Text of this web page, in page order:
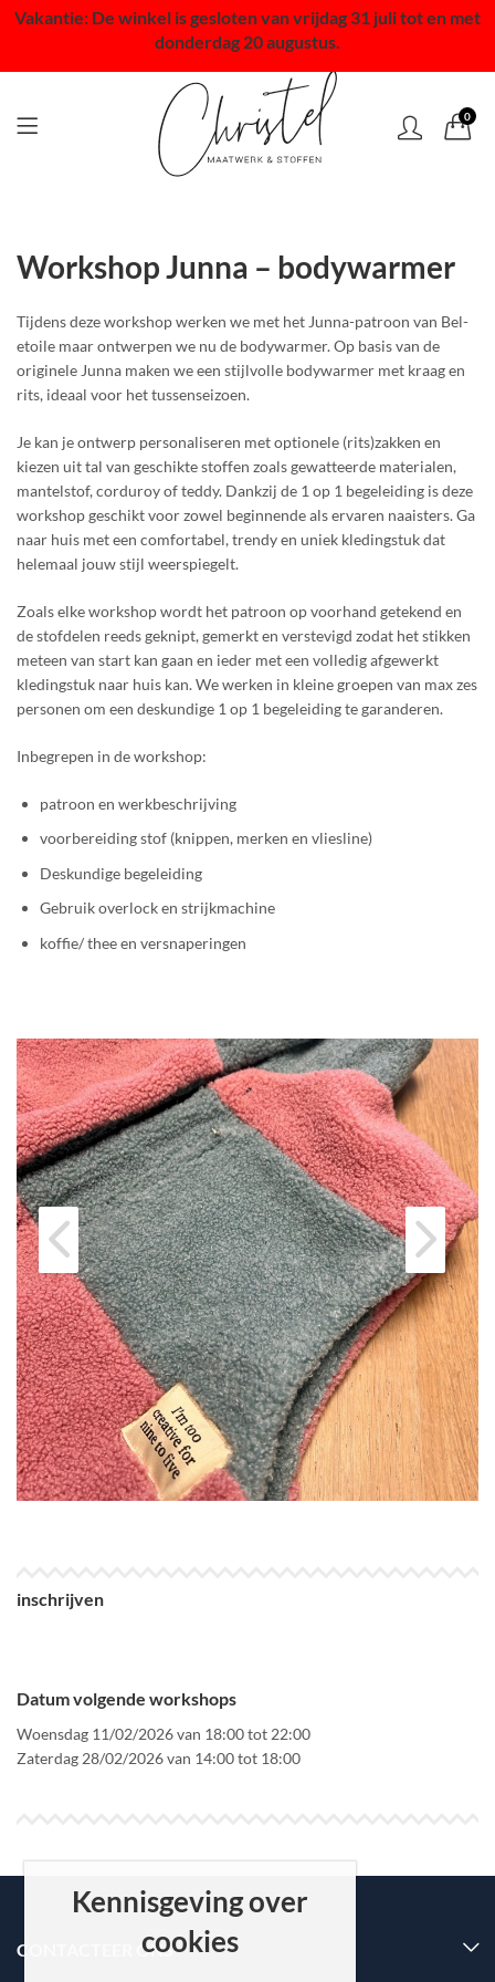
Vakantie: De winkel is gesloten van vrijdag 31 juli tot en met
donderdag 20 augustus.
0
Workshop Junna – bodywarmer
Tijdens deze workshop werken we met het Junna-patroon van Bel-
etoile maar ontwerpen we nu de bodywarmer. Op basis van de
originele Junna maken we een stijlvolle bodywarmer met kraag en
rits, ideaal voor het tussenseizoen.
Je kan je ontwerp personaliseren met optionele (rits)zakken en
kiezen uit tal van geschikte stoffen zoals gewatteerde materialen,
mantelstof, corduroy of teddy. Dankzij de 1 op 1 begeleiding is deze
workshop geschikt voor zowel beginnende als ervaren naaisters. Ga
naar huis met een comfortabel, trendy en uniek kledingstuk dat
helemaal jouw stijl weerspiegelt.
Zoals elke workshop wordt het patroon op voorhand getekend en
de stofdelen reeds geknipt, gemerkt en verstevigd zodat het stikken
meteen van start kan gaan en ieder met een volledig afgewerkt
kledingstuk naar huis kan. We werken in kleine groepen van max zes
personen om een deskundige 1 op 1 begeleiding te garanderen.
Inbegrepen in de workshop:
patroon en werkbeschrijving
voorbereiding stof (knippen, merken en vliesline)
Deskundige begeleiding
Gebruik overlock en strijkmachine
koffie/ thee en versnaperingen
inschrijven
Datum volgende workshops
Woensdag 11/02/2026 van 18:00 tot 22:00
Zaterdag 28/02/2026 van 14:00 tot 18:00
CONTACTEER ONS
Kennisgeving over
cookies